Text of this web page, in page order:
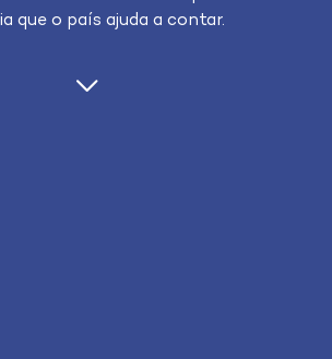
que o país ajuda a contar.